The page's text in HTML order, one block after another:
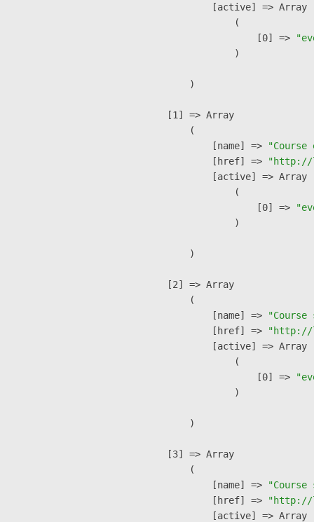
            [active] => Array
                (
                    [0] =>
                )
        )
    [1] => Array
        (
            [name] =>
            [href] =>
"http://
            [active] => Array
                (
                    [0] =>
                )
        )
    [2] => Array
        (
            [name] =>
            [href] =>
"http://
            [active] => Array
                (
                    [0] =>
                )
        )
    [3] => Array
        (
            [name] =>
            [href] =>
"http://
            [active] => Array